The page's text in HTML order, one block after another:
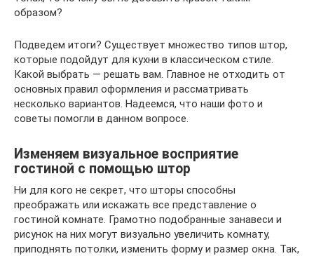
образом?
Подведем итоги? Существует множество типов штор,
которые подойдут для кухни в классическом стиле.
Какой выбрать — решать вам. Главное не отходить от
основных правил оформления и рассматривать
несколько вариантов. Надеемся, что наши фото и
советы помогли в данном вопросе.
Изменяем визуальное восприятие
гостиной с помощью штор
Ни для кого не секрет, что шторы способны
преображать или искажать все представление о
гостиной комнате. Грамотно подобранные занавеси и
рисунок на них могут визуально увеличить комнату,
приподнять потолки, изменить форму и размер окна. Так,